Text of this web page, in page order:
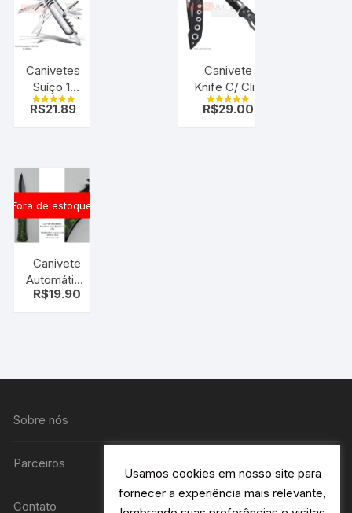
Canivetes
Suíço 11
Funções
Avaliação
R$21.89
Canivete
Knife C/ Clip
sobrevivencia
Avaliação
R$29.00
Fora de estoque
Canivete
Automático
Caveira
R$19.90
Sobre nós
Parceiros
Contato
Usamos cookies em nosso site para
fornecer a experiência mais relevante,